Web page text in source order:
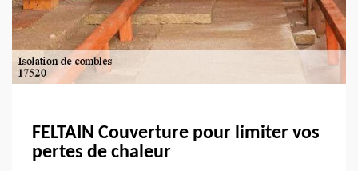
FELTAIN Couverture pour limiter vos
pertes de chaleur